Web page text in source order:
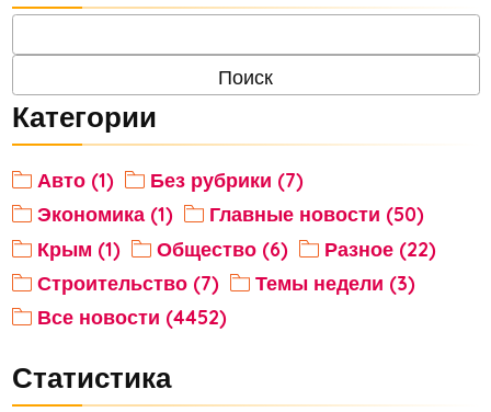
Категории
Авто (1)
Без рубрики (7)
Экономика (1)
Главные новости (50)
Крым (1)
Общество (6)
Разное (22)
Строительство (7)
Темы недели (3)
Все новости (4452)
Статистика